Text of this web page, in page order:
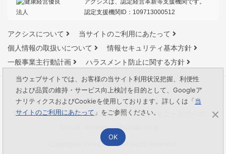
認定支援機関ID：109713000512
アクシスについて
当サイトのご利用にあたって
個人情報の取扱いについて
情報セキュリティ基本方針
一般事業主行動計画
ハラスメント防止に関する方針
〒164-0012 東京都中野区本町1-32-2 ハーモニータワー2F
otoiawase@axisjp.co.jp
Copyright © AXIS Co., Ltd. All Rights Reserved.
当ウェブサイトでは、お客様の当サイト利用状況把握、利便性
および品質の維持・サービス向上検討を目的として、Googleア
ナリティクスおよびCookieを使用しております。詳しくは「当
サイトのご利用にあたって 」をご参照ください。
OK